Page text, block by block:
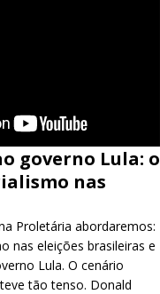
governo Lula: o
nas
Proletária abordaremos:
nas eleições brasileiras e
Lula. O cenário
tão tenso. Donald